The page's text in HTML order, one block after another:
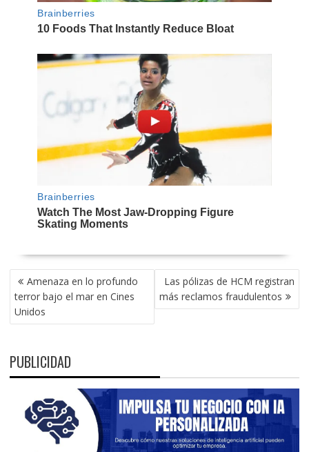
NAVEGACIÓN
DE
ENTRADAS
Amenaza en lo profundo
terror bajo el mar en Cines
Unidos
Las pólizas de HCM registran
más reclamos fraudulentos
PUBLICIDAD